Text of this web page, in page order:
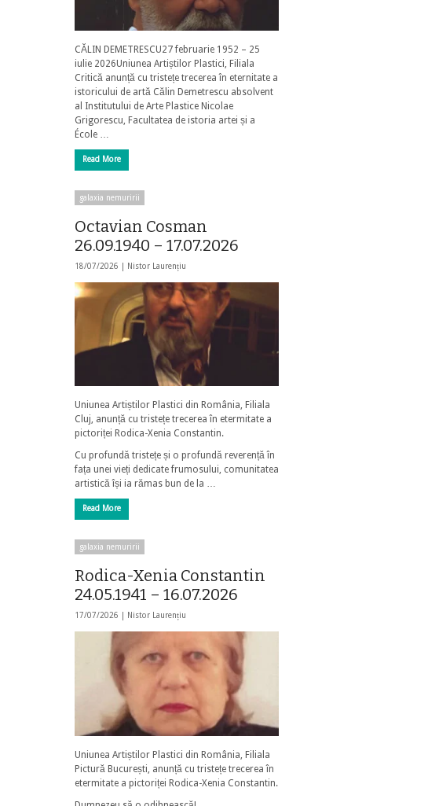
CĂLIN DEMETRESCU27 februarie 1952 – 25
iulie 2026Uniunea Artiștilor Plastici, Filiala
Critică anunță cu tristețe trecerea în eternitate a
istoricului de artă Călin Demetrescu absolvent
al Institutului de Arte Plastice Nicolae
Grigorescu, Facultatea de istoria artei și a
École …
Read More
galaxia nemuririi
Octavian Cosman
26.09.1940 – 17.07.2026
18/07/2026 | Nistor Laurențiu
Uniunea Artiștilor Plastici din România, Filiala
Cluj, anunță cu tristețe trecerea în etermitate a
pictoriței Rodica-Xenia Constantin.
Cu profundă tristețe și o profundă reverență în
fața unei vieți dedicate frumosului, comunitatea
artistică își ia rămas bun de la …
Read More
galaxia nemuririi
Rodica-Xenia Constantin
24.05.1941 – 16.07.2026
17/07/2026 | Nistor Laurențiu
Uniunea Artiștilor Plastici din România, Filiala
Pictură București, anunță cu tristețe trecerea în
etermitate a pictoriței Rodica-Xenia Constantin.